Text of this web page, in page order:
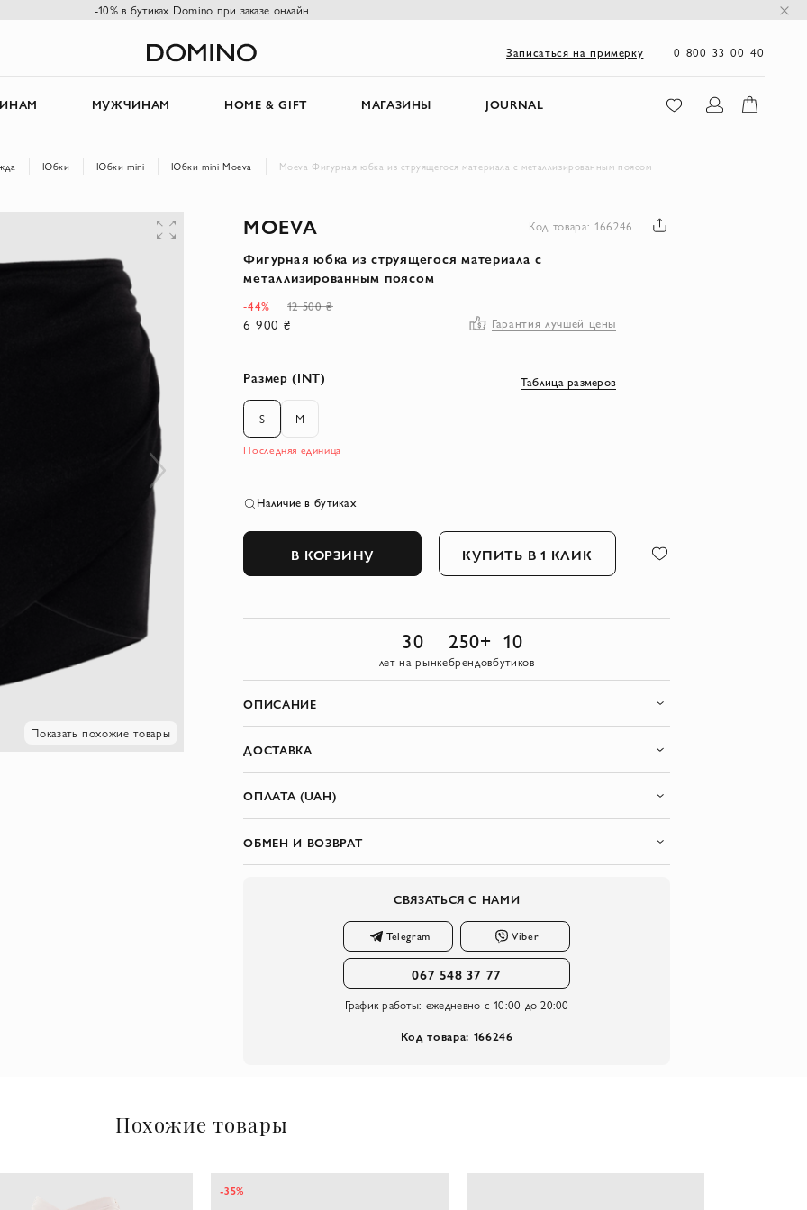
-10% в бутиках Domino при заказе онлайн
Записаться на примерку 0 800 33 00 40
МУЖЧИНАМ HOME & GIFT МАГАЗИНЫ JOURNAL
Юбки Юбки mini Юбки mini Moeva Moeva Фигурная юбка из струящегося материала с металлизированным поясом
Показать похожие товары
MOEVA Код товара: 166246
Фигурная юбка из струящегося материала с
металлизированным поясом
-44% 12 500 ₴
6 900 ₴ Гарантия лучшей цены
Размер (INT)
S M
Последняя единица
Таблица размеров
Наличие в бутиках
В КОРЗИНУ КУПИТЬ В 1 КЛИК
30
лет на рынке
250+
брендов
10
бутиков
ОПИСАНИЕ
ДОСТАВКА
ОПЛАТА (UAH)
ОБМЕН И ВОЗВРАТ
СВЯЗАТЬСЯ С НАМИ
Telegram Viber
067 548 37 77
График работы: ежедневно с 10:00 до 20:00
Код товара: 166246
Похожие товары
-35%